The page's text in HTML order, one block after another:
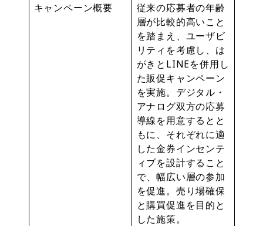
キャンペーン概要
従来の応募者の年齢
層が比較的高いこと
を踏まえ、ユーザビ
リティを考慮し、は
がきとLINEを併用し
た販促キャンペーン
を実施。デジタル・
アナログ双方の応募
導線を用意するとと
もに、それぞれに適
した金券インセンテ
ィブを設計すること
で、幅広い層の参加
を促進。売り場確保
と購買促進を目的と
した施策。